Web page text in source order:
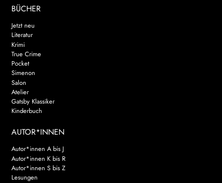
BÜCHER
Jetzt neu
Literatur
Krimi
True Crime
Pocket
Simenon
Salon
Atelier
Gatsby Klassiker
Kinderbuch
AUTOR*INNEN
Autor*innen A bis J
Autor*innen K bis R
Autor*innen S bis Z
Lesungen